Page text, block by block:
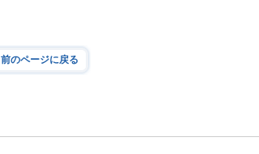
前のページに戻る